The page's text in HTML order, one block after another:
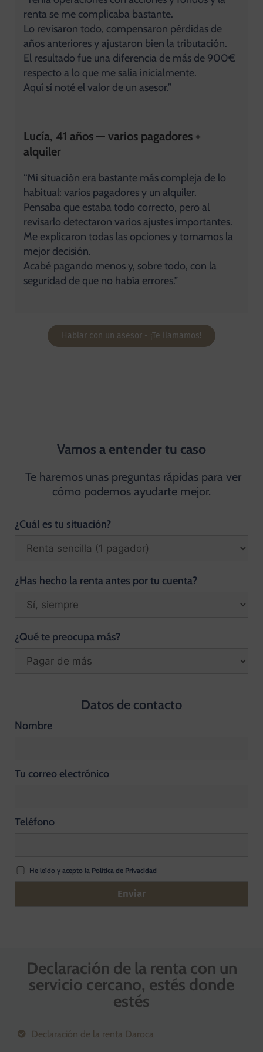
renta se me complicaba bastante.
Lo revisaron todo, compensaron pérdidas de
años anteriores y ajustaron bien la tributación.
El resultado fue una diferencia de más de 900€
respecto a lo que me salía inicialmente.
Aquí sí noté el valor de un asesor.”
Lucía, 41 años — varios pagadores +
alquiler
“Mi situación era bastante más compleja de lo
habitual: varios pagadores y un alquiler.
Pensaba que estaba todo correcto, pero al
revisarlo detectaron varios ajustes importantes.
Me explicaron todas las opciones y tomamos la
mejor decisión.
Acabé pagando menos y, sobre todo, con la
seguridad de que no había errores.”
Hablar con un asesor - ¡Te llamamos!
Vamos a entender tu caso
Te haremos unas preguntas rápidas para ver
cómo podemos ayudarte mejor.
¿Cuál es tu situación?
¿Has hecho la renta antes por tu cuenta?
¿Qué te preocupa más?
Datos de contacto
Nombre
Tu correo electrónico
Teléfono
He leído y acepto la Política de Privacidad
t
Declaración de la renta con un
servicio cercano, estés donde
estés
Declaración de la renta Daroca